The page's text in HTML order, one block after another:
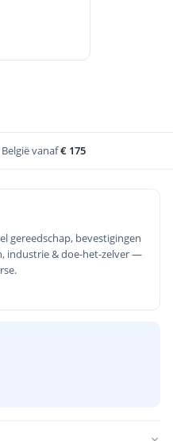
en interne
zelfde werkdag verstuurd
gereedschap, bevestigingen
industrie & doe-het-zelver —